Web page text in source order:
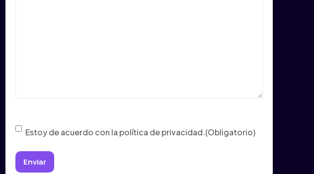
Consentimiento (Obligatorio)
Estoy de acuerdo con la política de privacidad.(Obligatorio)